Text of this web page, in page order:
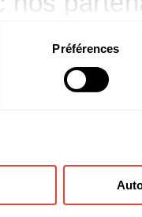
lors de
Préférences